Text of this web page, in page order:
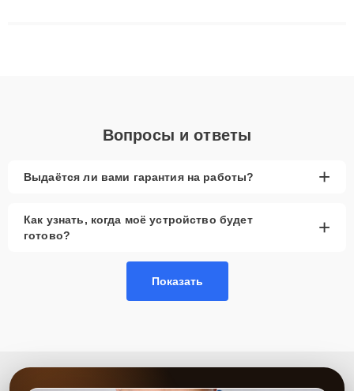
Вопросы и ответы
Выдаётся ли вами гарантия на работы? +
Как узнать, когда моё устройство будет
готово?
+
Показать